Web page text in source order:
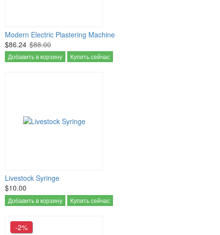
Modern Electric Plastering Machine
$86.24 $88.00
Добавить в корзину Купить сейчас
Livestock Syringe
$10.00
Добавить в корзину Купить сейчас
-2%